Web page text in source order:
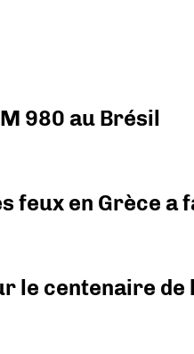
980 au Brésil
feux en Grèce a
le centenaire